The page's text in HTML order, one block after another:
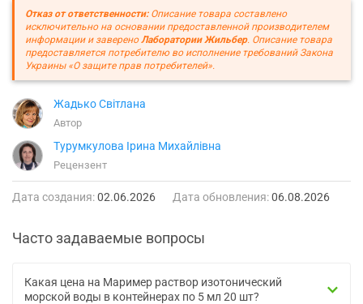
Отказ от ответственности:Описание товара составлено
исключительно на основании предоставленной производителем
информации и завереноЛаборатории Жильбер. Описание товара
предоставляется потребителю во исполнение требований Закона
Украины «О защите прав потребителей».
Жадько Світлана
Автор
Турумкулова Ірина Михайлівна
Рецензент
Дата создания:02.06.2026 Дата обновления:06.08.2026
Часто задаваемые вопросы
Какая цена на Маример раствор изотонический
морской воды в контейнерах по 5 мл 20 шт?